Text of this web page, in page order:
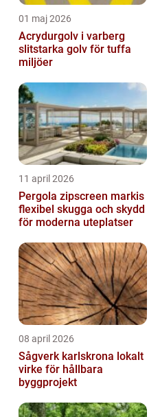
01 maj 2026
Acrydurgolv i varberg
slitstarka golv för tuffa
miljöer
11 april 2026
Pergola zipscreen markis
flexibel skugga och skydd
för moderna uteplatser
08 april 2026
Sågverk karlskrona lokalt
virke för hållbara
byggprojekt